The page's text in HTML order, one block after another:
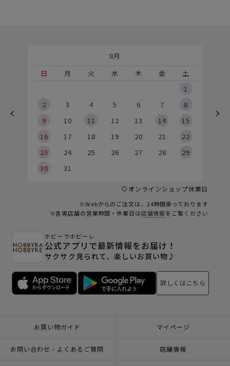
8月
日
月 火 水 木 金
土
1
2
3 4 5 6 7
8
9
10 11 12 13 14
15
16
17 18 19 20 21
22
23
24 25 26 27 28
29
30
31
オンラインショップ休業日
※Webからのご注文は、24時間承っております
※各実店舗の営業時間・休業日は店舗情報をご覧ください
ホビーラホビーレ
公式アプリで最新情報をお届け！
サクサク見られて、楽しいお買い物♪
詳しくはこちら
お買い物ガイド マイページ
お問い合わせ - よくあるご質問 店舗情報